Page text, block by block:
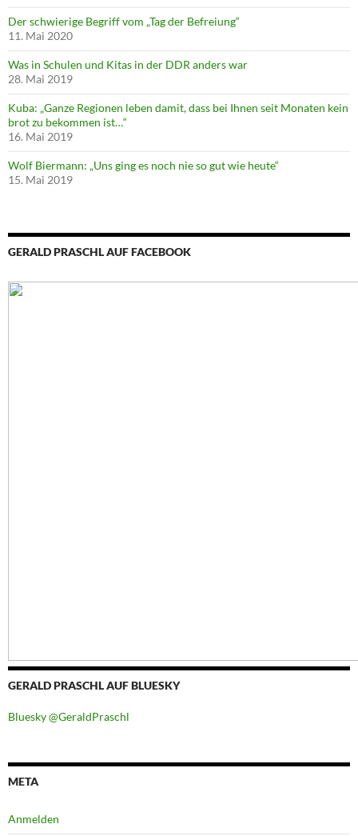
Der schwierige Begriff vom „Tag der Befreiung“
11. Mai 2020
Was in Schulen und Kitas in der DDR anders war
28. Mai 2019
Kuba: „Ganze Regionen leben damit, dass bei Ihnen seit Monaten kein
brot zu bekommen ist…“
16. Mai 2019
Wolf Biermann: „Uns ging es noch nie so gut wie heute“
15. Mai 2019
GERALD PRASCHL AUF FACEBOOK
GERALD PRASCHL AUF BLUESKY
Bluesky @GeraldPraschl
META
Anmelden